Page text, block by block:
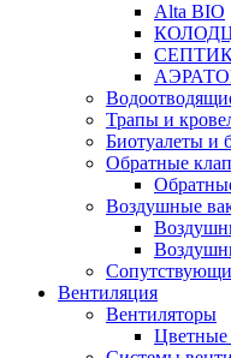
Alta BIO
Трапы и
Биотуалеты и
Обратные
Воздушные
Вентиляция
Вентиляторы
Цветные